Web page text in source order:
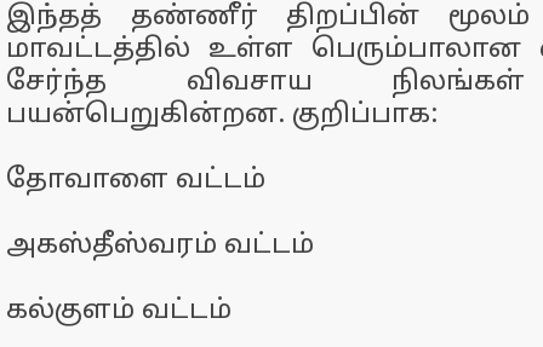
இந்தத் தண்ணீர் திறப்பின் மூலம்
மாவட்டத்தில் உள்ள பெரும்பாலான
சேர்ந்த விவசாய நிலங்கள்
பயன்பெறுகின்றன. குறிப்பாக:
தோவாளை வட்டம்
அகஸ்தீஸ்வரம் வட்டம்
கல்குளம் வட்டம்